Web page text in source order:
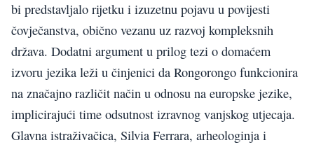
bi predstavljalo rijetku i izuzetnu pojavu u povijesti
čovječanstva, obično vezanu uz razvoj kompleksnih
država. Dodatni argument u prilog tezi o domaćem
izvoru jezika leži u činjenici da Rongorongo funkcionira
na značajno različit način u odnosu na europske jezike,
implicirajući time odsutnost izravnog vanjskog utjecaja.
Glavna istraživačica, Silvia Ferrara, arheologinja i